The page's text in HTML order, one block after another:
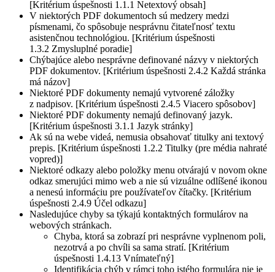
[Kritérium úspešnosti 1.1.1 Netextový obsah]
V niektorých PDF dokumentoch sú medzery medzi
písmenami, čo spôsobuje nesprávnu čitateľnosť textu
asistenčnou technológiou. [Kritérium úspešnosti
1.3.2 Zmysluplné poradie]
Chýbajúce alebo nesprávne definované názvy v niektorých
PDF dokumentov. [Kritérium úspešnosti 2.4.2 Každá stránka
má názov]
Niektoré PDF dokumenty nemajú vytvorené záložky
z nadpisov. [Kritérium úspešnosti 2.4.5 Viacero spôsobov]
Niektoré PDF dokumenty nemajú definovaný jazyk.
[Kritérium úspešnosti 3.1.1 Jazyk stránky]
Ak sú na webe videá, nemusia obsahovať titulky ani textový
prepis. [Kritérium úspešnosti 1.2.2 Titulky (pre média nahraté
vopred)]
Niektoré odkazy alebo položky menu otvárajú v novom okne
odkaz smerujúci mimo web a nie sú vizuálne odlíšené ikonou
a nenesú informáciu pre používateľov čítačky. [Kritérium
úspešnosti 2.4.9 Účel odkazu]
Nasledujúce chyby sa týkajú kontaktných formulárov na
webových stránkach.
Chyba, ktorá sa zobrazí pri nesprávne vyplnenom poli,
nezotrvá a po chvíli sa sama stratí. [Kritérium
úspešnosti 1.4.13 Vnímateľný]
Identifikácia chýb v rámci toho istého formulára nie je